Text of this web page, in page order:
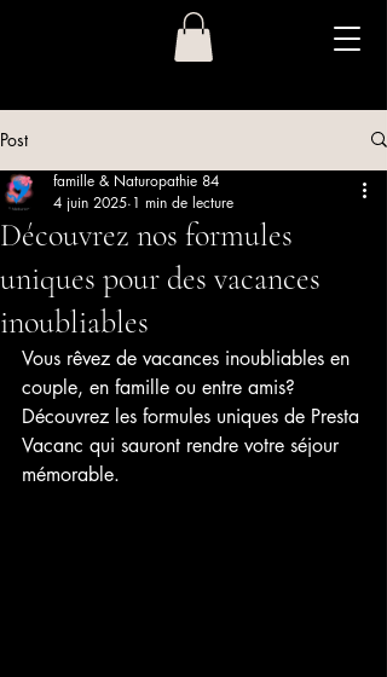
Post
Découvrez nos formules
uniques pour des vacances
inoubliables
famille & Naturopathie 84
4 juin 2025 1 min de lecture
Vous rêvez de vacances inoubliables en
couple, en famille ou entre amis?
Découvrez les formules uniques de Presta
Vacanc qui sauront rendre votre séjour
mémorable.